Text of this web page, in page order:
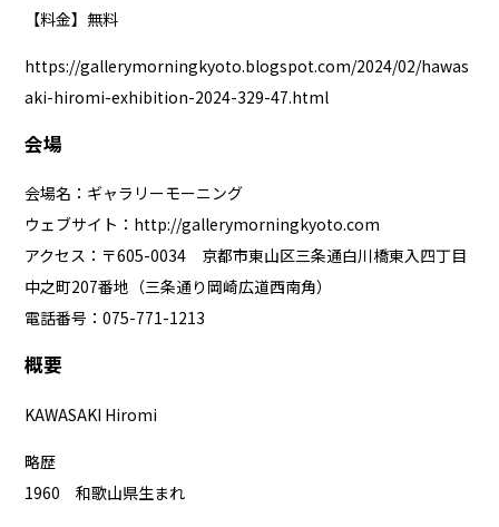
【料金】無料
https://gallerymorningkyoto.blogspot.com/2024/02/hawas
aki-hiromi-exhibition-2024-329-47.html
会場
会場名：ギャラリーモーニング
ウェブサイト： http://gallerymorningkyoto.com
アクセス：〒605-0034 京都市東山区三条通白川橋東入四丁目
中之町207番地（三条通り岡崎広道西南角）
電話番号：075-771-1213
概要
KAWASAKI Hiromi
略歴
1960 和歌山県生まれ